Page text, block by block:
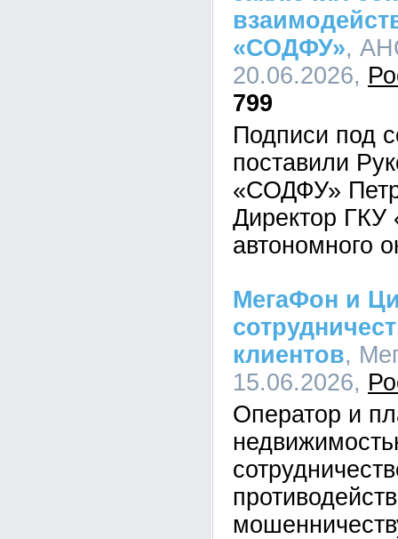
«СОДФУ»,
20.06.2026,
799
Подписи под
поставили
«СОДФУ»
Директор ГКУ
автономного
МегаФон и
клиентов,
15.06.2026,
Оператор и